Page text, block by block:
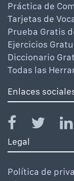
Práctica de
Tarjetas de
Prueba Gratis
Ejercicios
Diccionario
Todas las
Enlaces
Legal
Política de